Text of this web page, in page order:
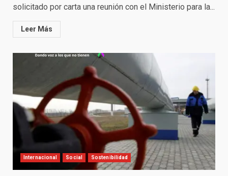
solicitado por carta una reunión con el Ministerio para la...
Leer Más
Internacional Social Sostenibilidad